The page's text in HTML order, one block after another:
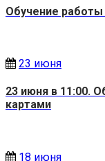
Обучение
23 июня
23 июня в 11:00.
картами
18 июня